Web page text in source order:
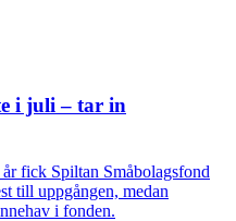
i juli – tar in
fick Spiltan Småbolagsfond
till uppgången, medan
i fonden.